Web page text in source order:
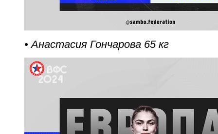
• Анастасия Гончарова 65 кг